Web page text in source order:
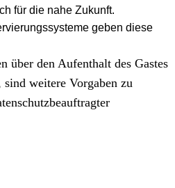
für die nahe Zukunft.
geben diese
über den Aufenthalt des Gastes
sind weitere Vorgaben zu